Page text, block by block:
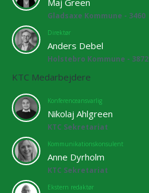
Maj Green
Gladsaxe Kommune - 3460
Direktør
Anders Debel
Holstebro Kommune - 3872
KTC Medarbejdere
Konferenceansvarlig
Nikolaj Ahlgreen
KTC Sekretariat
Kommunikationskonsulent
Anne Dyrholm
KTC Sekretariat
Ekstern redaktør